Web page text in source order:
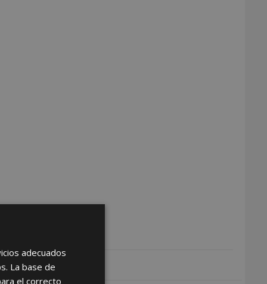
adecuados
La base de
el correcto